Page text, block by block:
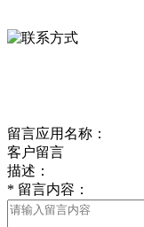
留言应用名称：
客户留言
描述：
* 留言内容：